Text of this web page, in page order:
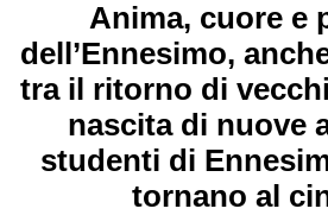
Anima, cuore e
dell’Ennesimo,
tra il ritorno di
nascita di nuove
studenti di
tornano al